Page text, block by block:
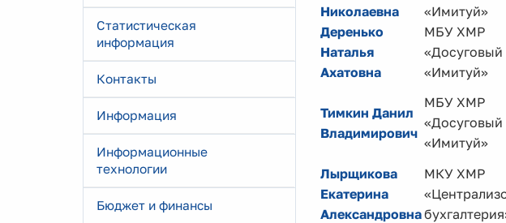
Статистическая
информация
Контакты
Информация
Информационные
технологии
Бюджет и финансы
Николаевна
«Имитуй»
Деренько
Наталья
Ахатовна
МБУ ХМР
«Досуговый
«Имитуй»
Тимкин Данил
Владимирович
МБУ ХМР
«Досуговый
«Имитуй»
Лырщикова
Екатерина
Александровна
МКУ ХМР